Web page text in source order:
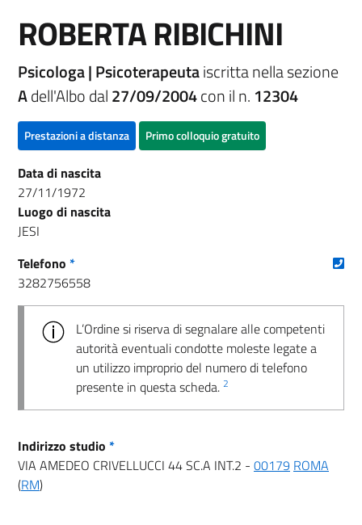
ROBERTA RIBICHINI
Psicologa | Psicoterapeutaiscritta nella sezione
Adell'Albo dal27/09/2004con il n. 12304
Prestazioni a distanza Primo colloquio gratuito
Data di nascita
27/11/1972
Luogo di nascita
JESI
Telefono *
3282756558
L’Ordine si riserva di segnalare alle competenti
autorità eventuali condotte moleste legate a
un utilizzo improprio del numero di telefono
presente in questa scheda. 2
Indirizzo studio *
VIA AMEDEO CRIVELLUCCI 44 SC.A INT.2 - 00179 ROMA
(RM)